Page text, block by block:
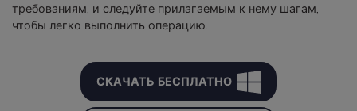
требованиям, и следуйте прилагаемым к нему шагам,
чтобы легко выполнить операцию.
СКАЧАТЬ БЕСПЛАТНО